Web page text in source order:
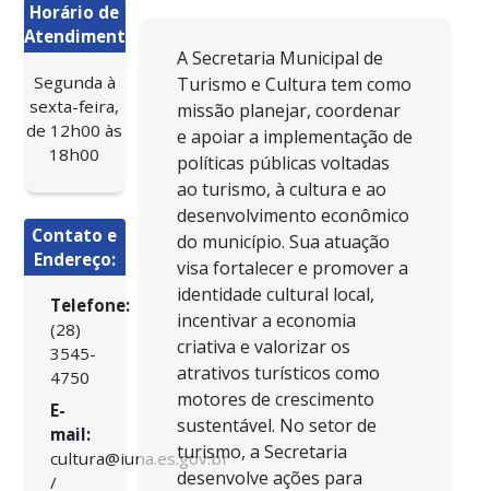
Horário de
Atendimento:
Segunda à
sexta-feira,
de 12h00 às
18h00
Contato e
Endereço:
Telefone:
(28)
3545-
4750
E-
mail:
cultura@iuna.es.gov.br
/
A Secretaria Municipal de
Turismo e Cultura tem como
missão planejar, coordenar
e apoiar a implementação de
políticas públicas voltadas
ao turismo, à cultura e ao
desenvolvimento econômico
do município. Sua atuação
visa fortalecer e promover a
identidade cultural local,
incentivar a economia
criativa e valorizar os
atrativos turísticos como
motores de crescimento
sustentável. No setor de
turismo, a Secretaria
desenvolve ações para